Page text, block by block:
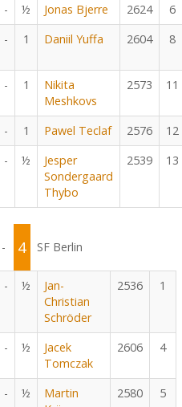
- ½ Jonas Bjerre 2624
6
- 1 Daniil Yuffa 2604 8
- 1
Nikita
Meshkovs
2573 11
- 1 Pawel Teclaf 2576
12
- ½
Jesper
Sondergaard
Thybo
2539 13
- 4 SF Berlin
- ½
Jan-
Christian
Schröder
2536 1
- ½
Jacek
Tomczak
2606 4
- ½
Martin
2580 5